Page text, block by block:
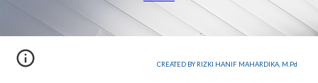
CREATED BYRIZKI HANIF MAHARDIKA, M.Pd